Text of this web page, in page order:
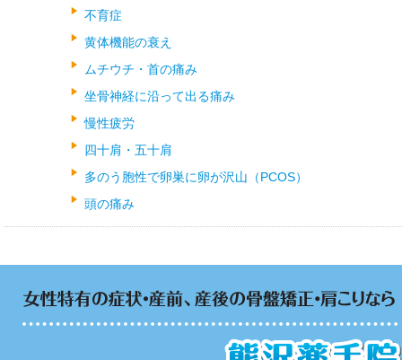
不育症
黄体機能の衰え
ムチウチ・首の痛み
坐骨神経に沿って出る痛み
慢性疲労
四十肩・五十肩
多のう胞性で卵巣に卵が沢山（PCOS）
頭の痛み